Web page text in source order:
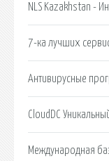
NLS Kazakhstan -
7-ка лучших
Антивирусные
CloudDC
Международная